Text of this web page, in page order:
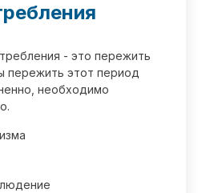
- это пережить
пережить этот период
необходимо